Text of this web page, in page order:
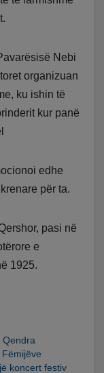
Nebi
organizuan
ku ishin të
kur panë
edhe
për ta.
pasi në
e
1925.
Qendra
koncert festiv